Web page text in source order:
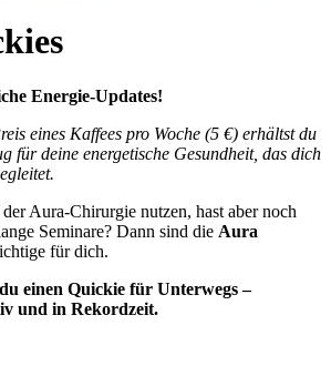
Energie-Updates!
eines Kaffees pro Woche (5 €) erhältst du
für deine energetische Gesundheit, das dich
Aura-Chirurgie nutzen, hast aber noch
Seminare? Dann sind die Aura
für dich.
einen Quickie für Unterwegs –
und in Rekordzeit.